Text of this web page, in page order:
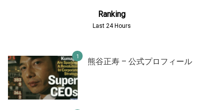
Ranking
Last 24 Hours
熊谷正寿 – 公式プロフィール